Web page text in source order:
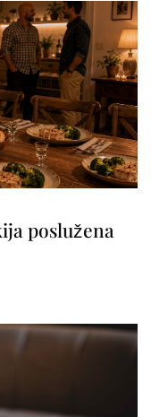
poslužena